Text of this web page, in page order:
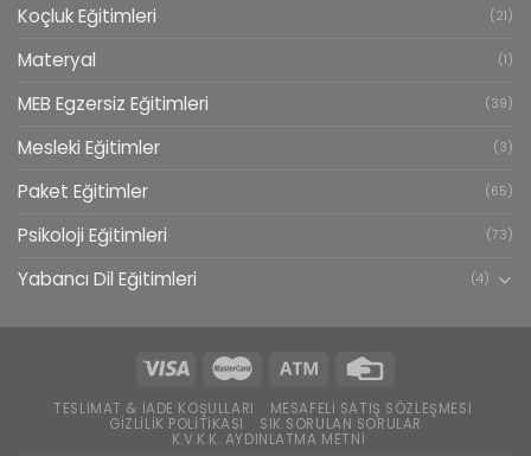
Koçluk Eğitimleri (21)
Materyal (1)
MEB Egzersiz Eğitimleri (39)
Mesleki Eğitimler (3)
Paket Eğitimler (65)
Psikoloji Eğitimleri (73)
Yabancı Dil Eğitimleri (4)
TESLIMAT & İADE KOŞULLARI
MESAFELI SATIŞ SÖZLEŞMESI
GIZLILIK POLITIKASI
SIK SORULAN SORULAR
K.V.K.K. AYDINLATMA METNI